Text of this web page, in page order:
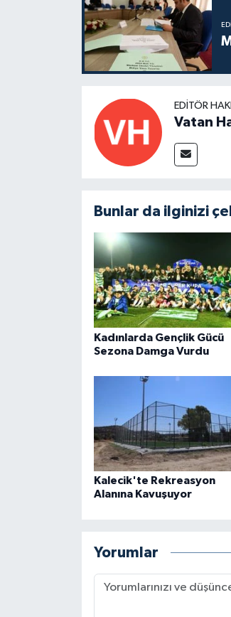
EDITÖR
Vatan
Bunlar da ilginizi
Kadınlarda Gençlik Gücü
Sezona Damga Vurdu
Kalecik'te Rekreasyon
Alanına Kavuşuyor
Yorumlar